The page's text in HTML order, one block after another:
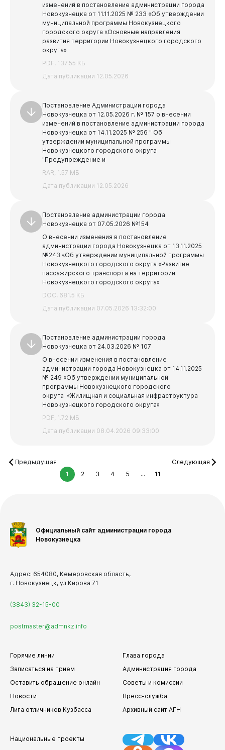
изменений в постановление администрации города
Новокузнецка от 11.11.2025 № 233 «Об утверждении
муниципальной программы Новокузнецкого
городского округа «Основные направления
развития территории Новокузнецкого городского
округа»
PDF, 137.55 КБ
Дата публикации 12.05.2026
Постановление Администрации города
Новокузнецка от 12.05.2026 г. № 157 о внесении
изменений в постановление администрации города
Новокузнецка от 14.11.2025 № 256 " Об
утверждении муниципальной программы
Новокузнецкого городского округа
"Предупреждение и
RAR, 1.57 МБ
Дата публикации 12.05.2026
Постановление администрации города
Новокузнецка от 07.05.2026 №154
О внесении изменения в постановление
администрации города Новокузнецка от 13.11.2025
№243 «Об утверждении муниципальной программы
Новокузнецкого городского округа «Развитие
пассажирского транспорта на территории
Новокузнецкого городского округа»
DOC, 681.5 КБ
Дата публикации 07.05.2026 13:32:00
Постановление администрации города
Новокузнецка от 24.03.2026 № 107
О внесении изменения в постановление
администрации города Новокузнецка от 14.11.2025
№ 249 «Об утверждении муниципальной
программы Новокузнецкого городского
округа «Жилищная и социальная инфраструктура
Новокузнецкого городского округа»
PDF, 1.72 МБ
Дата публикации 08.04.2026 09:33:00
Предыдущая
1
2 3 4 5 ... 11
Следующая
Официальный сайт администрации города
Новокузнецка
Адрес: 654080, Кемеровская область,
г. Новокузнецк, ул.Кирова 71
(3843) 32-15-00
postmaster@admnkz.info
Горячие линии
Записаться на прием
Оставить обращение онлайн
Новости
Лига отличников Кузбасса
Глава города
Администрация города
Советы и комиссии
Пресс-служба
Архивный сайт АГН
Национальные проекты